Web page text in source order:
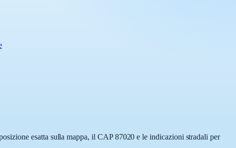
esatta sulla mappa, il CAP 87020 e le indicazioni stradali per